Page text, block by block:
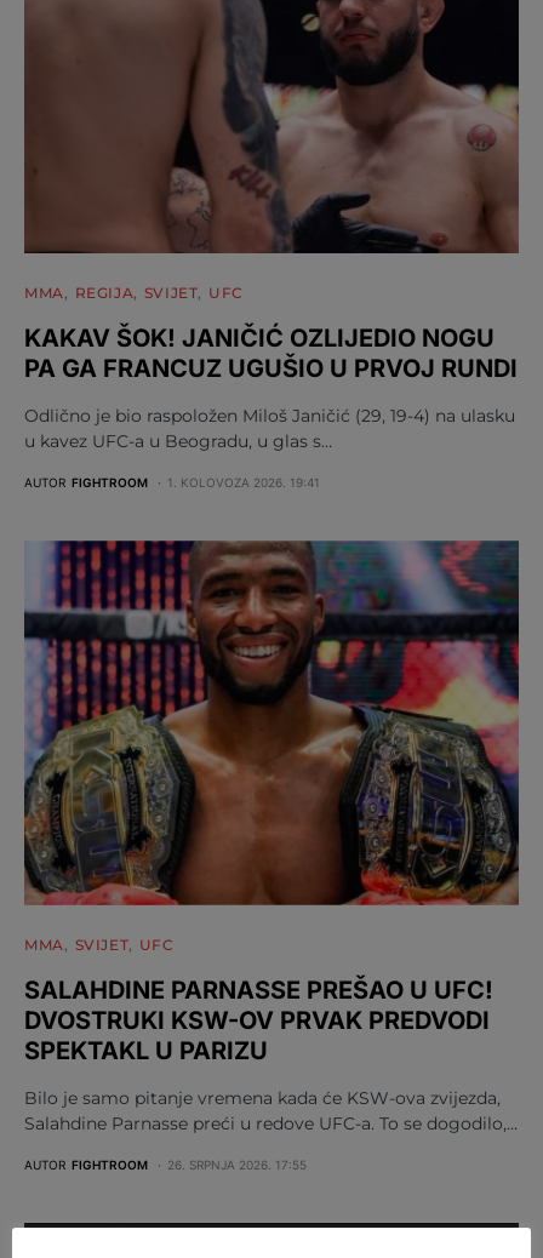
MMA REGIJA SVIJET UFC
KAKAV ŠOK! JANIČIĆ OZLIJEDIO NOGU
PA GA FRANCUZ UGUŠIO U PRVOJ RUNDI
Odlično je bio raspoložen Miloš Janičić (29, 19-4) na ulasku
u kavez UFC-a u Beogradu, u glas s…
AUTOR FIGHTROOM 1. KOLOVOZA 2026. 19:41
MMA SVIJET UFC
SALAHDINE PARNASSE PREŠAO U UFC!
DVOSTRUKI KSW-OV PRVAK PREDVODI
SPEKTAKL U PARIZU
Bilo je samo pitanje vremena kada će KSW-ova zvijezda,
Salahdine Parnasse preći u redove UFC-a. To se dogodilo,…
AUTOR FIGHTROOM 26. SRPNJA 2026. 17:55